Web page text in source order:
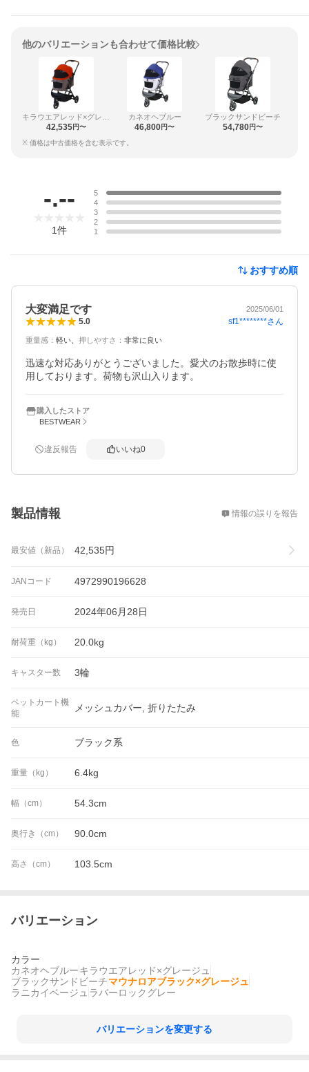
他のバリエーションも合わせて価格比較
42,535円〜
カネオヘブルー
46,800円〜
ブラックサンドビーチ
54,780円〜
※ 価格は中古価格を含む表示です。
-.--
1件
5
4
3
2
1
おすすめ順
大変満足です 2025/06/01
5.0 sf1********さん
重量感 ： 軽い 押しやすさ ： 非常に良い
迅速な対応ありがとうございました。愛犬のお散歩時に使
用しております。荷物も沢山入ります。
購入したストア
BESTWEAR
違反報告 いいね0
製品情報 情報の誤りを報告
最安値（新品） 42,535円
JANコード 4972990196628
発売日 2024年06月28日
耐荷重（kg） 20.0kg
キャスター数 3輪
ペットカート機
能
メッシュカバー, 折りたたみ
色 ブラック系
重量（kg） 6.4kg
幅（cm） 54.3cm
奥行き（cm） 90.0cm
高さ（cm） 103.5cm
バリエーション
カラー
カネオヘブルーキラウエアレッド×グレージュ
ブラックサンドビーチマウナロアブラック×グレージュ
ラニカイベージュ ラバーロックグレー
バリエーションを変更する